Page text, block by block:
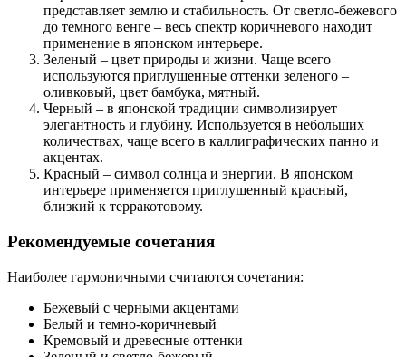
представляет землю и стабильность. От светло-бежевого
до темного венге – весь спектр коричневого находит
применение в японском интерьере.
Зеленый – цвет природы и жизни. Чаще всего
используются приглушенные оттенки зеленого –
оливковый, цвет бамбука, мятный.
Черный – в японской традиции символизирует
элегантность и глубину. Используется в небольших
количествах, чаще всего в каллиграфических панно и
акцентах.
Красный – символ солнца и энергии. В японском
интерьере применяется приглушенный красный,
близкий к терракотовому.
Рекомендуемые сочетания
Наиболее гармоничными считаются сочетания:
Бежевый с черными акцентами
Белый и темно-коричневый
Кремовый и древесные оттенки